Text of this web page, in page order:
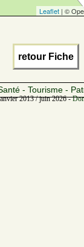
Leaflet | ©
retour Fiche
- Tourisme -
2013 / juin 2026 -